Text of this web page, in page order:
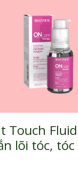
Touch
lõi tóc, tóc